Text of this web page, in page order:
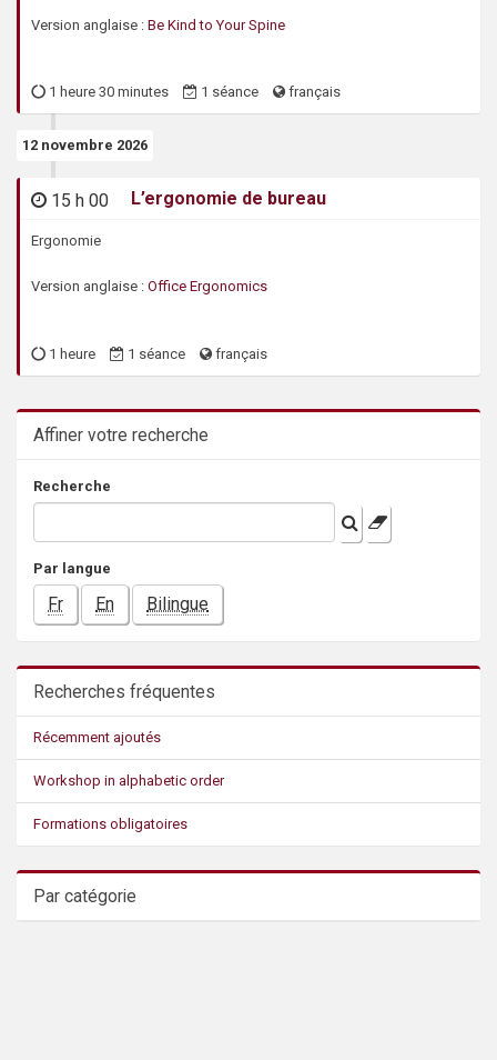
Version anglaise : Be Kind to Your Spine
1 heure 30 minutes 1 séance français
12 novembre 2026
15 h 00 L’ergonomie de bureau47589
Ergonomie
Version anglaise : Office Ergonomics
1 heure 1 séance français
Affiner votre recherche
Recherche
Filter list
Clear Filter
Par langue
Fr En Bilingue
Recherches fréquentes
Récemment ajoutés
Workshop in alphabetic order
Formations obligatoires
Par catégorie